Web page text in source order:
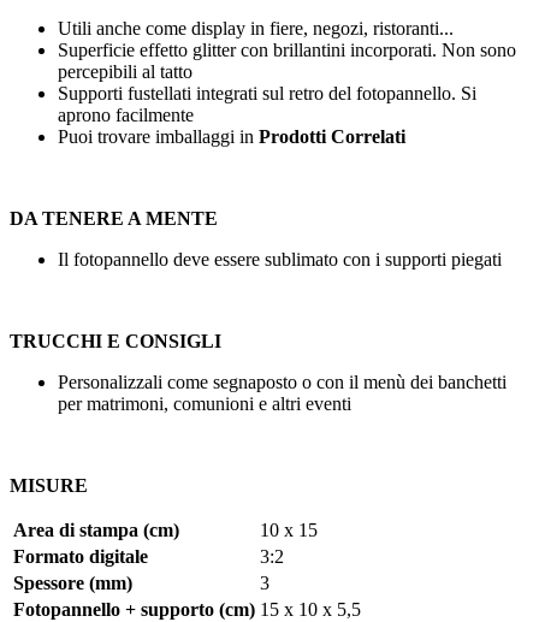
Utili anche come display in fiere, negozi, ristoranti...
Superficie effetto glitter con brillantini incorporati. Non sono
percepibili al tatto
Supporti fustellati integrati sul retro del fotopannello. Si
aprono facilmente
Puoi trovare imballaggi in Prodotti Correlati
DA TENERE A MENTE
Il fotopannello deve essere sublimato con i supporti piegati
TRUCCHI E CONSIGLI
Personalizzali come segnaposto o con il menù dei banchetti
per matrimoni, comunioni e altri eventi
MISURE
Area di stampa (cm)
10 x 15
Formato digitale
3:2
Spessore (mm)
3
Fotopannello + supporto (cm) 15 x 10 x 5,5